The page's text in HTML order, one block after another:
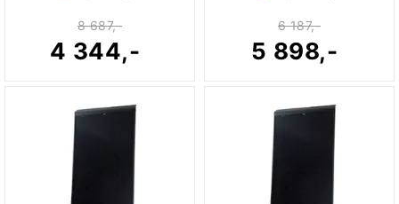
8 687,-
4 344,-
6 187,-
5 898,-